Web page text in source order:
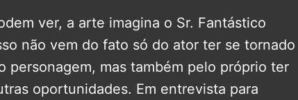
ver, a arte imagina o Sr. Fantástico
não vem do fato só do ator ter se tornado
personagem, mas também pelo próprio ter
oportunidades. Em entrevista para